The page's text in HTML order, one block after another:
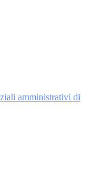
amministrativi di